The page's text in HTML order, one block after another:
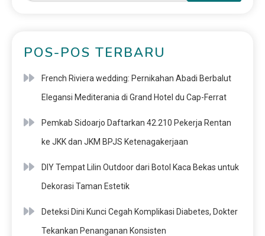
POS-POS TERBARU
French Riviera wedding: Pernikahan Abadi Berbalut
Elegansi Mediterania di Grand Hotel du Cap-Ferrat
Pemkab Sidoarjo Daftarkan 42.210 Pekerja Rentan
ke JKK dan JKM BPJS Ketenagakerjaan
DIY Tempat Lilin Outdoor dari Botol Kaca Bekas untuk
Dekorasi Taman Estetik
Deteksi Dini Kunci Cegah Komplikasi Diabetes, Dokter
Tekankan Penanganan Konsisten